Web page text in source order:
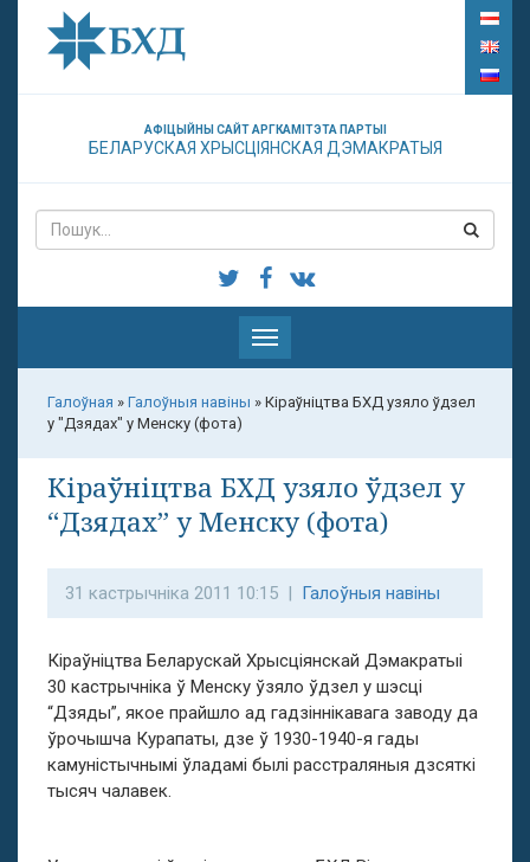
АФІЦЫЙНЫ САЙТ АРГКАМІТЭТА ПАРТЫІ
БЕЛАРУСКАЯ ХРЫСЦІЯНСКАЯ ДЭМАКРАТЫЯ
Паказаць
меню
Галоўная » Галоўныя навіны » Кіраўніцтва БХД узяло ўдзел
у "Дзядах" у Менску (фота)
Кіраўніцтва БХД узяло ўдзел у
“Дзядах” у Менску (фота)
31 кастрычніка 2011 10:15 | Галоўныя навіны
Кіраўніцтва Беларускай Хрысціянскай Дэмакратыі
30 кастрычніка ў Менску ўзяло ўдзел у шэсці
“Дзяды”, якое прайшло ад гадзіннікавага заводу да
ўрочышча Курапаты, дзе ў 1930-1940-я гады
камуністычнымі ўладамі былі расстраляныя дзсяткі
тысяч чалавек.